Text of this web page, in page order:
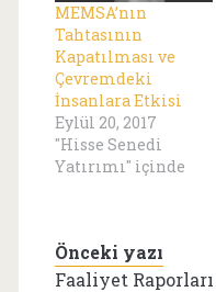
MEMSA’nın
Tahtasının
Kapatılması ve
Çevremdeki
İnsanlara Etkisi
Eylül 20, 2017
"Hisse Senedi
Yatırımı" içinde
Önceki yazı
Faaliyet